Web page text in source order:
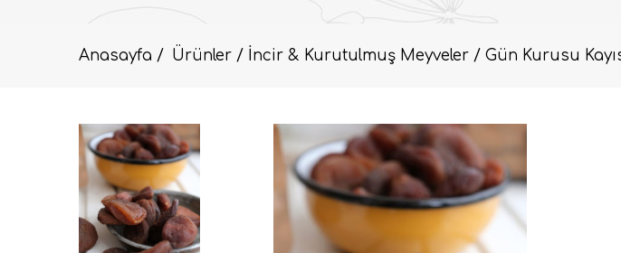
Anasayfa Ürünler İncir & Kurutulmuş Meyveler Gün Kurusu